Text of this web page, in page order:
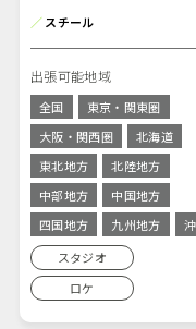
／スチール
出張可能地域
全国
東京・関東圏
大阪・関西圏
北海道
東北地方
北陸地方
中部地方
中国地方
四国地方
九州地方
スタジオ
ロケ